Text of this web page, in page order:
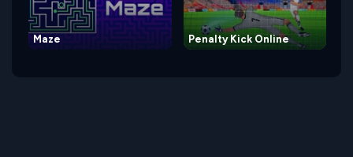
Maze Penalty Kick Online